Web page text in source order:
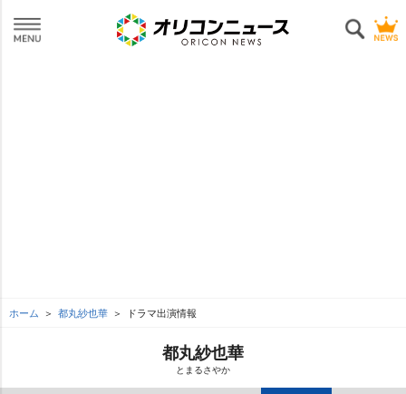
ホーム 都丸紗也華 ドラマ出演情報
都丸紗也華
とまるさやか